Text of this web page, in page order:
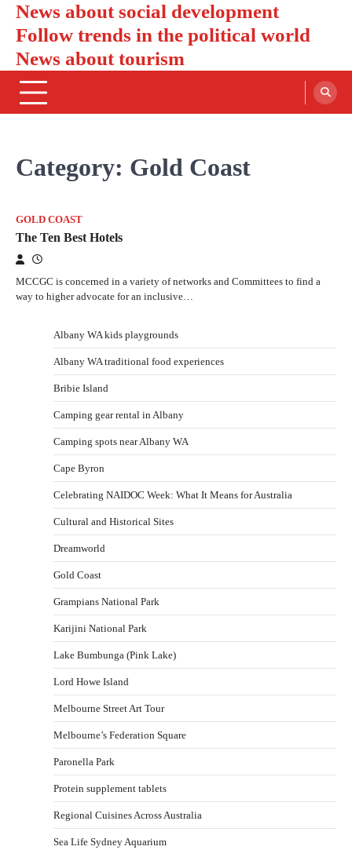
Skip
content
News about social development
Follow trends in the political world
News about tourism
Category: Gold Coast
GOLD COAST
The Ten Best Hotels
MCCGC is concerned in a variety of networks and Committees to find a
way to higher advocate for an inclusive…
Albany WA kids playgrounds
Albany WA traditional food experiences
Bribie Island
Camping gear rental in Albany
Camping spots near Albany WA
Cape Byron
Celebrating NAIDOC Week: What It Means for Australia
Cultural and Historical Sites
Dreamworld
Gold Coast
Grampians National Park
Karijini National Park
Lake Bumbunga (Pink Lake)
Lord Howe Island
Melbourne Street Art Tour
Melbourne’s Federation Square
Paronella Park
Protein supplement tablets
Regional Cuisines Across Australia
Sea Life Sydney Aquarium